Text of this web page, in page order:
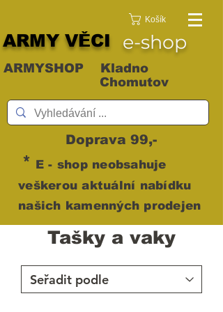
Košík
e-shop
ARMY VĚCI
ARMYSHOP Kladno
Chomutov
Doprava 99,-
* E - shop neobsahuje
veškerou aktuální nabídku
našich kamenných prodejen
Tašky a vaky